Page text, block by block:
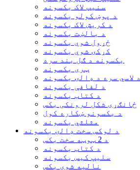
سنیپ لاک بکسونه
د پوښ کولو بکسونه
د کریش لاک بکسونه
د بالښت بکسونه
ځړول شوي بکسونه
کړکۍ شوي بکسونه
بکسونه د ګل بند سره
ټری بکسونه
د لاسي سره د ډالۍ بکسونه
د لفافې بکسونه
د کتاب بکسونه
ځانګړی شکل لرونکی بکس
د بکسونو ښکاره کول
مثلثي بکسونه
د لوکس سخت ډالۍ بکسونه
د 2 ټوټه سخت بکس
د کتاب بکسونه
سلیپ کیس بکسونه
نالیه شوی بکس